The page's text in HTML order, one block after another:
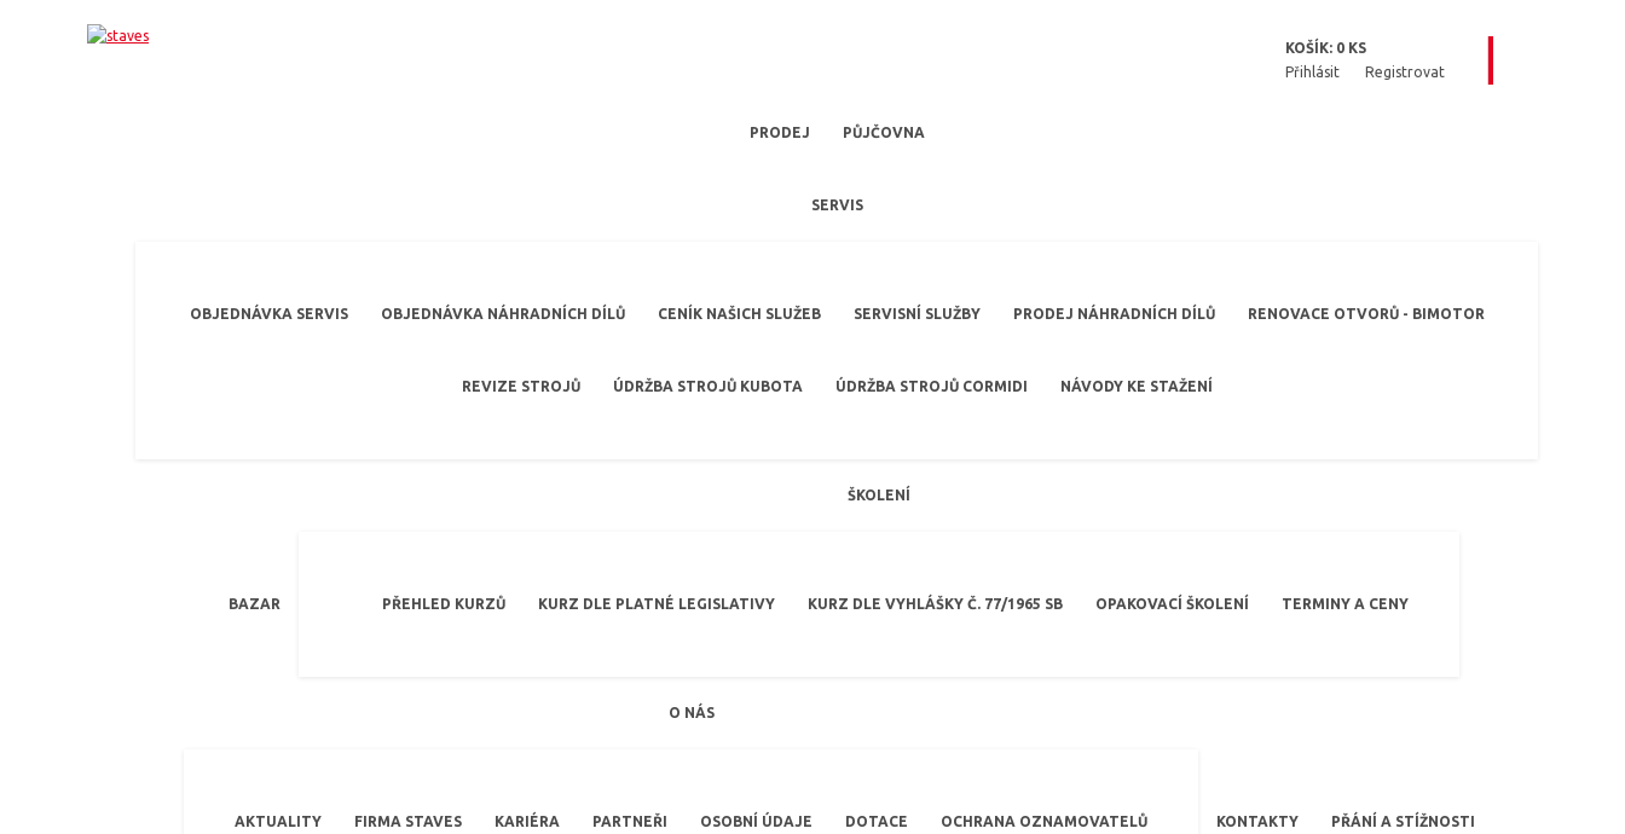
KOŠÍK: 0 KS
Přihlásit
Registrovat
PRODEJ PŮJČOVNA
SERVIS
OBJEDNÁVKA SERVIS OBJEDNÁVKA NÁHRADNÍCH DÍLŮ CENÍK NAŠICH SLUŽEB SERVISNÍ SLUŽBY PRODEJ NÁHRADNÍCH DÍLŮ RENOVACE OTVORŮ - BIMOTOR
REVIZE STROJŮ ÚDRŽBA STROJŮ KUBOTA ÚDRŽBA STROJŮ CORMIDI NÁVODY KE STAŽENÍ
BAZAR
ŠKOLENÍ
PŘEHLED KURZŮ KURZ DLE PLATNÉ LEGISLATIVY KURZ DLE VYHLÁŠKY Č. 77/1965 SB OPAKOVACÍ ŠKOLENÍ TERMINY A CENY
O NÁS
AKTUALITY FIRMA STAVES KARIÉRA PARTNEŘI OSOBNÍ ÚDAJE DOTACE OCHRANA OZNAMOVATELŮ KONTAKTY PŘÁNÍ A STÍŽNOSTI